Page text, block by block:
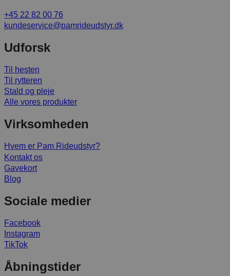
+45 22 82 00 76
kundeservice@pamrideudstyr.dk
Udforsk
Til hesten
Til rytteren
Stald og pleje
Alle vores produkter
Virksomheden
Hvem er Pam Rideudstyr?
Kontakt os
Gavekort
Blog
Sociale medier
Facebook
Instagram
TikTok
Åbningstider